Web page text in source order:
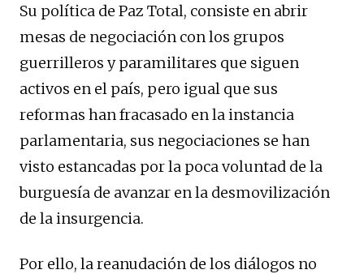
Su política de Paz Total, consiste en abrir
mesas de negociación con los grupos
guerrilleros y paramilitares que siguen
activos en el país, pero igual que sus
reformas han fracasado en la instancia
parlamentaria, sus negociaciones se han
visto estancadas por la poca voluntad de la
burguesía de avanzar en la desmovilización
de la insurgencia.
Por ello, la reanudación de los diálogos no